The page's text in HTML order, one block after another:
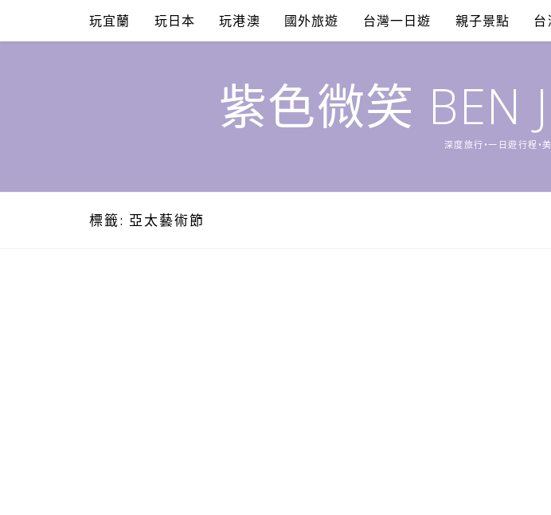
content
玩宜蘭 玩日本 玩港澳 國外旅遊 台灣一日遊 親子景點 台
紫色微笑 BEN
深度旅行•一日遊行程•
標籤: 亞太藝術節